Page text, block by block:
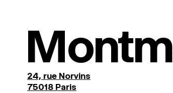
24, rue Norvins
75018 Paris